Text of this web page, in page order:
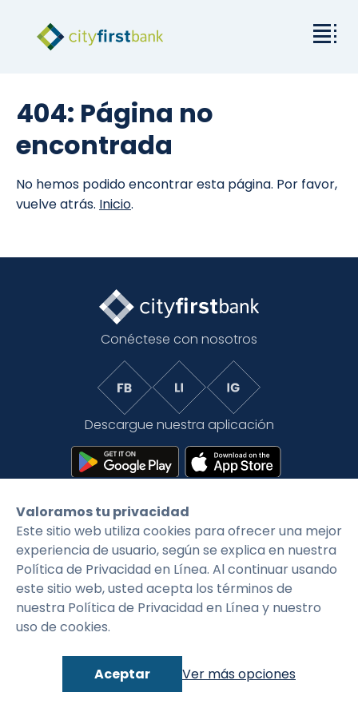
Empresas y particulares
Acerca de City First
Language Inicio de sesión
404: Página no
encontrada
No hemos podido encontrar esta página. Por favor,
vuelve atrás. Inicio.
Conéctese con nosotros
Descargue nuestra aplicación
©2026 CityFirstBank. Todos los derechos
reservados.
Política de privacidad Condiciones generales
Valoramos tu privacidad
Este sitio web utiliza cookies para ofrecer una mejor
experiencia de usuario, según se explica en nuestra
Política de Privacidad en Línea. Al continuar usando
este sitio web, usted acepta los términos de
nuestra Política de Privacidad en Línea y nuestro
uso de cookies.
Aceptar Ver más opciones